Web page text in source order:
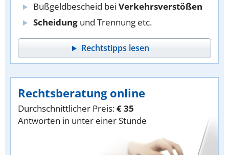
Bußgeldbescheid bei Verkehrsverstößen
Scheidung und Trennung etc.
Rechtstipps lesen
Rechtsberatung online
Durchschnittlicher Preis:€ 35
Antworten in unter einer Stunde